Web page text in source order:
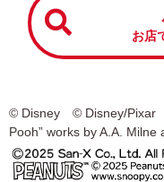
お店
© Disney © Disney/Pixar
Pooh” works by A.A. Milne